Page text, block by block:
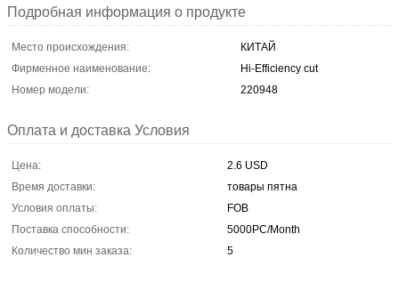
Подробная информация о продукте
Место происхождения:
КИТАЙ
Фирменное наименование:
Hi-Efficiency cut
Номер модели:
220948
Оплата и доставка Условия
Цена:
2.6 USD
Время доставки:
товары пятна
Условия оплаты:
FOB
Поставка способности:
5000PC/Month
Количество мин заказа:
5